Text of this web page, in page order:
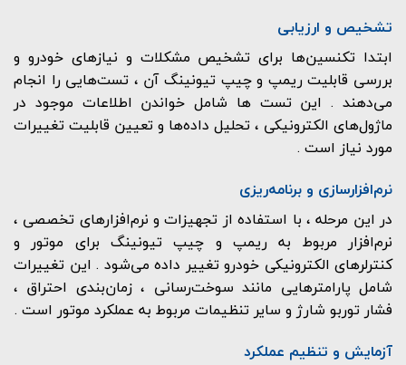
تشخیص و ارزیابی
ابتدا تکنسین‌ها برای تشخیص مشکلات و نیازهای خودرو و
بررسی قابلیت ریمپ و چیپ تیونینگ آن ، تست‌هایی را انجام
می‌دهند . این تست ها شامل خواندن اطلاعات موجود در
ماژول‌های الکترونیکی ، تحلیل داده‌ها و تعیین قابلیت تغییرات
مورد نیاز است .
نرم‌افزارسازی و برنامه‌ریزی
در این مرحله ، با استفاده از تجهیزات و نرم‌افزارهای تخصصی ،
نرم‌افزار مربوط به ریمپ و چیپ تیونینگ برای موتور و
کنترلرهای الکترونیکی خودرو تغییر داده می‌شود . این تغییرات
شامل پارامترهایی مانند سوخت‌رسانی ، زمان‌بندی احتراق ،
فشار توربو شارژ و سایر تنظیمات مربوط به عملکرد موتور است .
آزمایش و تنظیم عملکرد